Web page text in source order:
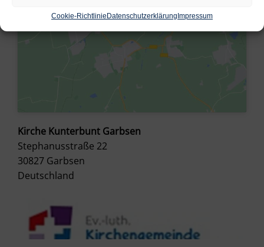
Cookie-RichtlinieDatenschutzerklärungImpressum
Kirche Kunterbunt Garbsen
Stephanusstraße 22
30827 Garbsen
Deutschland